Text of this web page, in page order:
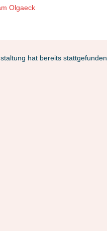
hat bereits stattgefunden.